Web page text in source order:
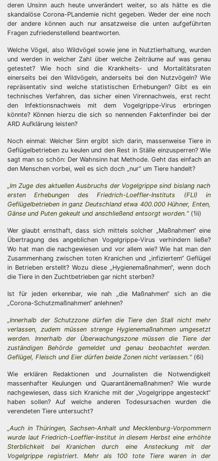
deren Unsinn auch heute unverändert weiter, so als hätte es die
skandalöse Corona-PLandemie nicht gegeben. Weder der eine noch
der andere können auch nur ansatzweise die unten aufgeführten
Fragen zufriedenstellend beantworten.
Welche Vögel, also Wildvögel sowie jene in Nutztierhaltung, wurden
und werden in welcher Zahl über welche Zeiträume auf was genau
getestet? Wie hoch sind die Krankheits- und Mortalitätsraten
einerseits bei den Wildvögeln, anderseits bei den Nutzvögeln? Wie
repräsentativ sind welche statistischen Erhebungen? Gibt es ein
technisches Verfahren, das sicher einen Virennachweis, erst recht
den Infektionsnachweis mit dem Vogelgrippe-Virus erbringen
könnte? Können hierzu die sich so nennenden Faktenfinder bei der
ARD Aufklärung leisten?
Noch einmal: Welcher Sinn ergibt sich darin, massenweise Tiere in
Geflügelbetrieben zu keulen und den Rest in Ställe einzusperren? Wie
sagt man so schön: Der Wahnsinn hat Methode. Geht das einfach an
den Menschen vorbei, weil es sich doch „nur“ um Tiere handelt?
„Im Zuge des aktuellen Ausbruchs der Vogelgrippe sind bislang nach
ersten Erhebungen des Friedrich-Loeffler-Instituts (FLI) in
Geflügelbetrieben in ganz Deutschland etwa 400.000 Hühner, Enten,
Gänse und Puten gekeult und anschließend entsorgt worden.“(1ii)
Wer glaubt ernsthaft, dass sich mittels solcher „Maßnahmen“ eine
Übertragung des angeblichen Vogelgrippe-Virus verhindern ließe?
Wo hat man die nachgewiesen und vor allem wie? Wie hat man den
Zusammenhang zwischen toten Kranichen und „infiziertem“ Geflügel
in Betrieben erstellt? Wozu diese „Hygienemaßnahmen“, wenn doch
die Tiere in den Zuchtbetrieben gar nicht sterben?
Ist für jeden erkennbar, wie nah „die Maßnahmen“ sich an die
„Corona-Schutzmaßnahmen“ anlehnen?
„Innerhalb der Schutzzone dürfen die Tiere den Stall nicht mehr
verlassen, zudem müssen strenge Hygienemaßnahmen umgesetzt
werden. Innerhalb der Überwachungszone müssen die Tiere der
zuständigen Behörde gemeldet und genau beobachtet werden.
Geflügel, Fleisch und Eier dürfen beide Zonen nicht verlassen.“(6i)
Wie erklären Redaktionen und Journalisten die Notwendigkeit
massenhafter Keulungen und Quarantänemaßnahmen? Wie wurde
nachgewiesen, dass sich Kraniche mit der „Vogelgrippe angesteckt“
haben sollen? Auf welche anderen Todesursachen wurden die
verendeten Tiere untersucht?
„Auch in Thüringen, Sachsen-Anhalt und Mecklenburg-Vorpommern
wurde laut Friedrich-Loeffler-Institut in diesem Herbst eine erhöhte
Sterblichkeit bei Kranichen durch eine Ansteckung mit der
Vogelgrippe registriert. Mehr als 100 tote Tiere waren in der